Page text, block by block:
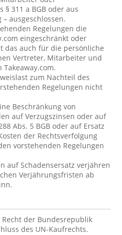
311 a BGB oder aus
ausgeschlossen.
Regelungen die
eingeschränkt oder
das auch für die persönliche
Vertreter, Mitarbeiter und
zum Nachteil des
Regelungen nicht
Beschränkung von
auf Verzugszinsen oder auf
Abs. 5 BGB oder auf Ersatz
der Rechtsverfolgung
vorstehenden Regelungen
auf Schadensersatz verjähren
Verjährungsfristen ab
der Bundesrepublik
des UN-Kaufrechts.